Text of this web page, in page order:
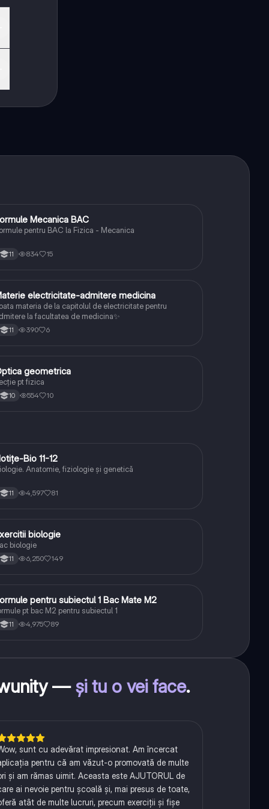
Fizică Mecanica BAC
pentru BAC la Fizica - Mecanica
11 834 15
Fizică electricitate-admitere medicina
materia de la capitolul de electricitate pentru
la facultatea de medicina✨
11 390 6
Fizică geometrica
pt fizica
10 554 10
BiologieBio 11-12
Anatomie, fiziologie și genetică
11 4,597 81
Biologie biologie
biologie
11 6,250 149
Matematicăpentru subiectul 1 Bac Mate M2
pt bac M2 pentru subiectul 1
11 4,975 89
—și tu o vei face.
sunt cu adevărat impresionat. Am încercat
pentru că am văzut-o promovată de multe
și am rămas uimit. Aceasta este AJUTORUL de
ai nevoie pentru școală și, mai presus de toate,
atât de multe lucruri, precum exerciții și fișe